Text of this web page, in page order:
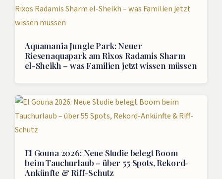
Aquamania Jungle Park: Neuer
Riesenaquapark am Rixos Radamis Sharm
el-Sheikh – was Familien jetzt wissen müssen
El Gouna 2026: Neue Studie belegt Boom
beim Tauchurlaub – über 55 Spots, Rekord-
Ankünfte & Riff-Schutz